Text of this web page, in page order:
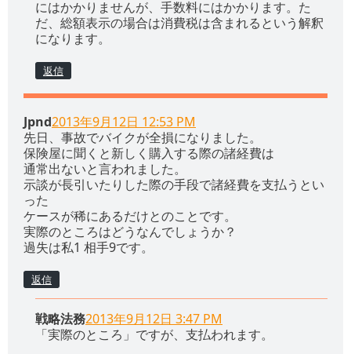
にはかかりませんが、手数料にはかかります。た
だ、総額表示の場合は消費税は含まれるという解釈
になります。
返信
Jpnd2013年9月12日 12:53 PM
先日、事故でバイクが全損になりました。
保険屋に聞くと新しく購入する際の諸経費は
通常出ないと言われました。
示談が長引いたりした際の手段で諸経費を支払うとい
った
ケースが稀にあるだけとのことです。
実際のところはどうなんでしょうか？
過失は私1 相手9です。
返信
戦略法務2013年9月12日 3:47 PM
「実際のところ」ですが、支払われます。